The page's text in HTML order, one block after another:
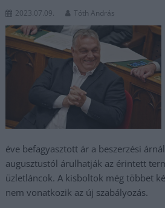
2023.07.09. Tóth András
éve befagyasztott ár a beszerzési
augusztustól árulhatják az érintett
üzletláncok. A kisboltok még többet
nem vonatkozik az új szabályozás.